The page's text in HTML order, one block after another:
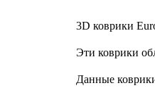
3D коврики
Эти коврики
Данные